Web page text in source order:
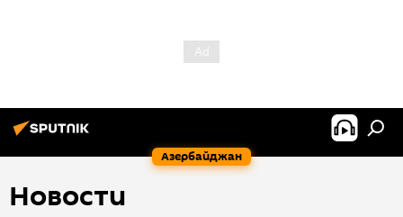
Азербайджан
Новости